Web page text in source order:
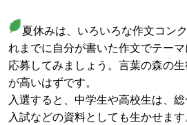
夏休みは、いろいろな作文コン
れまでに自分が書いた作文でテー
応募してみましょう。言葉の森の
が高いはずです。
入選すると、中学生や高校生は、
入試などの資料としても生かせます